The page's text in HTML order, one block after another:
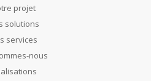
projet
solutions
services
nous